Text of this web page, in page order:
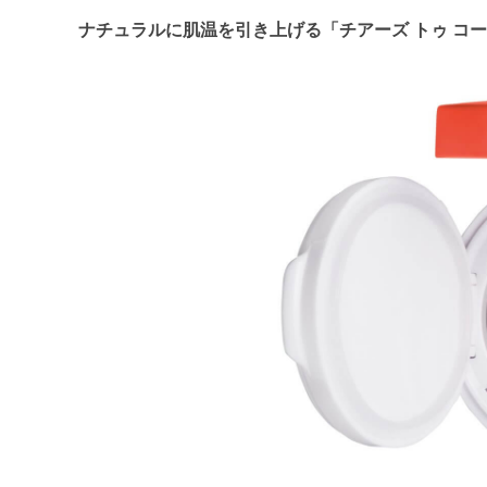
ナチュラルに肌温を引き上げる「チアーズ トゥ コ